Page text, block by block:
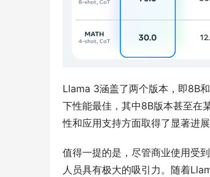
Llama 3涵盖了两个版本，即8B
下性能最佳，其中8B版本甚至在
性和应用支持方面取得了显著进
值得一提的是，尽管商业使用受
人员具有极大的吸引力。随着